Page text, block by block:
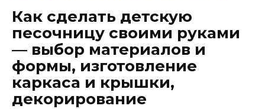
Как сделать детскую
песочницу своими руками
— выбор материалов и
формы, изготовление
каркаса и крышки,
декорирование